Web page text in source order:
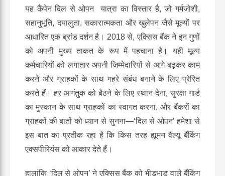
यह कैंपेन दिल से ओपन यात्रा का विस्तार है, जो गर्मजोशी,
सहानुभूति, दयालुता, सकारात्मकता और खुलेपन जैसे मूल्यों पर
आधारित एक ब्रांड दर्शन है। 2018 से, एक्सिस बैंक ने इन गुणों
को अपनी मुख्य ताकत के रूप में पहचाना है। यही मूल्य
कर्मचारियों को लगातार अपनी जिम्मेदारियों से आगे बढ़कर काम
करने और ग्राहकों के साथ गहरे संबंध बनाने के लिए प्रेरित
करते हैं। हर आगंतुक को बैठने के लिए स्थान देना, सुरक्षा गार्ड
का मुस्कान के साथ ग्राहकों का स्वागत करना, और बैंकरों का
ग्राहकों की बातों को ध्यान से सुनना—‘दिल से ओपन’ हमेशा से
इस बात का प्रतीक रहा है कि किस तरह ह्यूमन वैल्यू बैंकिंग
एक्सपीरियंस को आकार देते हैं।
हालांकि ‘दिल से ओपन’ ने एक्सिस बैंक को भीड़भाड़ वाले बैंकिंग